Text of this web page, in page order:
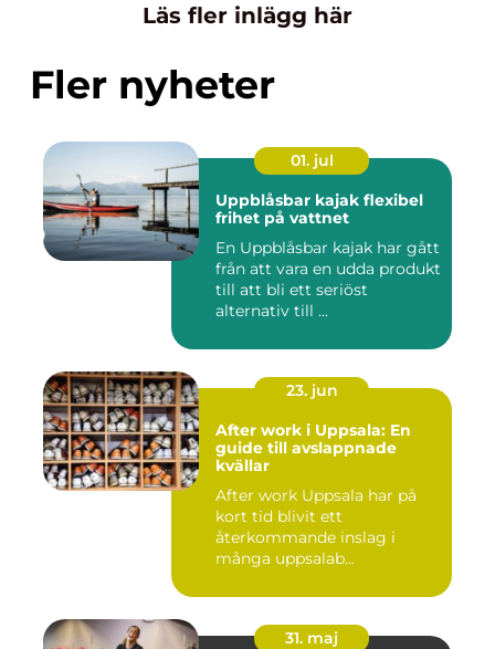
Läs fler inlägg här
Fler nyheter
01. jul
Uppblåsbar kajak flexibel
frihet på vattnet
En Uppblåsbar kajak har gått
från att vara en udda produkt
till att bli ett seriöst
alternativ till ...
23. jun
After work i Uppsala: En
guide till avslappnade
kvällar
After work Uppsala har på
kort tid blivit ett
återkommande inslag i
många uppsalab...
31. maj